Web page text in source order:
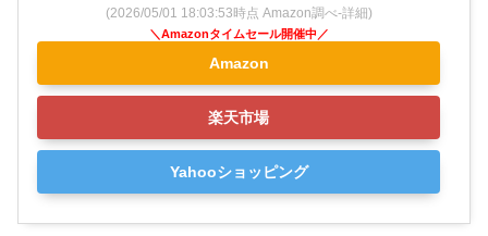
(2026/05/01 18:03:53時点 Amazon調べ-詳細)
Amazon
楽天市場
Yahooショッピング